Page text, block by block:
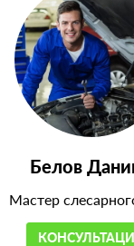
Белов
Мастер